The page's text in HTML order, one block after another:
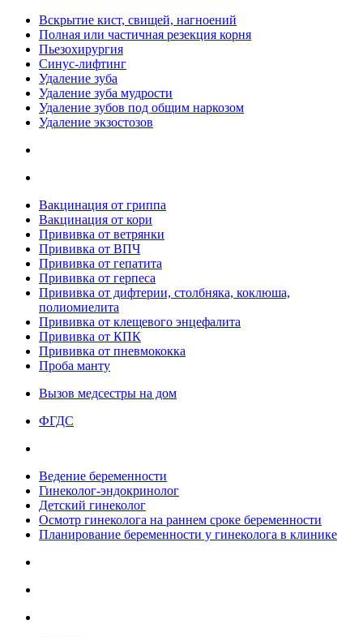
Вскрытие кист, свищей, нагноений
Полная или частичная резекция корня
Пьезохирургия
Синус-лифтинг
Удаление зуба
Удаление зуба мудрости
Удаление зубов под общим наркозом
Удаление экзостозов
Вакцинация от гриппа
Вакцинация от кори
Прививка от ветрянки
Прививка от ВПЧ
Прививка от гепатита
Прививка от герпеса
Прививка от дифтерии, столбняка, коклюша,
полиомиелита
Прививка от клещевого энцефалита
Прививка от КПК
Прививка от пневмококка
Проба манту
Вызов медсестры на дом
ФГДС
Ведение беременности
Гинеколог-эндокринолог
Детский гинеколог
Осмотр гинеколога на раннем сроке беременности
Планирование беременности у гинеколога в клинике